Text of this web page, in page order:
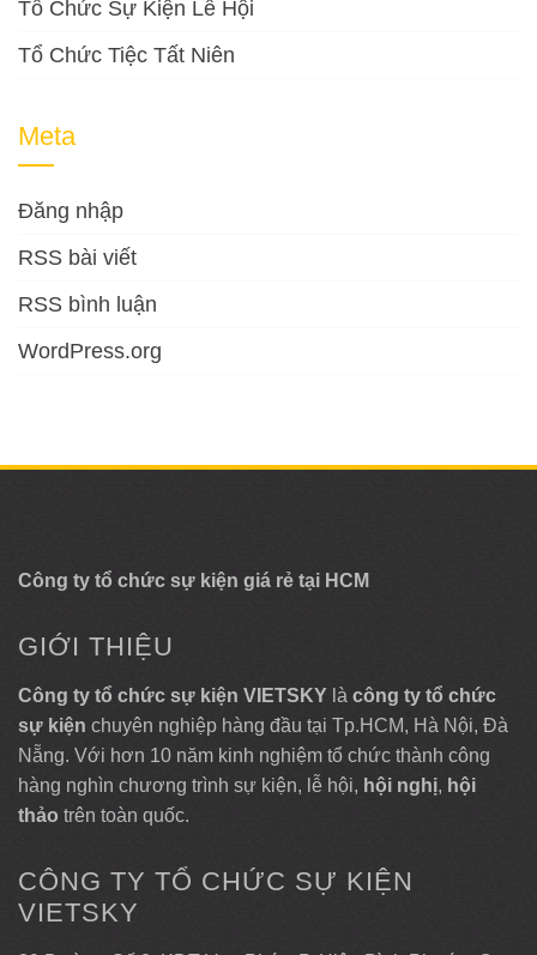
Tổ Chức Sự Kiện Lễ Hội
Tổ Chức Tiệc Tất Niên
Meta
Đăng nhập
RSS bài viết
RSS bình luận
WordPress.org
Công ty tổ chức sự kiện giá rẻ tại HCM
GIỚI THIỆU
Công ty tổ chức sự kiện VIETSKY là công ty tổ chức
sự kiện chuyên nghiệp hàng đầu tại Tp.HCM, Hà Nội, Đà
Nẵng. Với hơn 10 năm kinh nghiệm tổ chức thành công
hàng nghìn chương trình sự kiện, lễ hội, hội nghị, hội
thảo trên toàn quốc.
CÔNG TY TỔ CHỨC SỰ KIỆN
VIETSKY